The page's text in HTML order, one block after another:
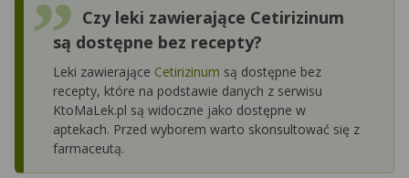
Czy leki zawierające Cetirizinum
są dostępne bez recepty?
Leki zawierające Cetirizinum są dostępne bez
recepty, które na podstawie danych z serwisu
KtoMaLek.pl są widoczne jako dostępne w
aptekach. Przed wyborem warto skonsultować się z
farmaceutą.